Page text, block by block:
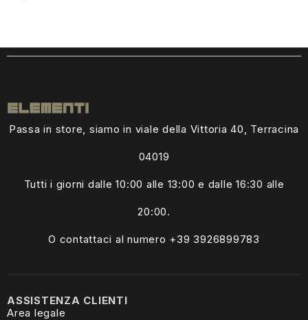
Passa in store, siamo in viale della Vittoria 40, Terracina
04019
Tutti i giorni dalle10:00 alle 13:00 e dalle 16:30 alle
20:00.
O contattaci al numero +39 3926899783
ASSISTENZA CLIENTI
Area legale